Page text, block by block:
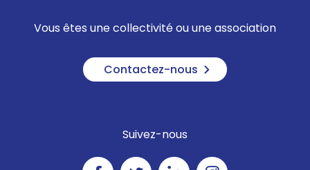
Vous êtes une collectivité ou une association
Contactez-nous
Suivez-nous